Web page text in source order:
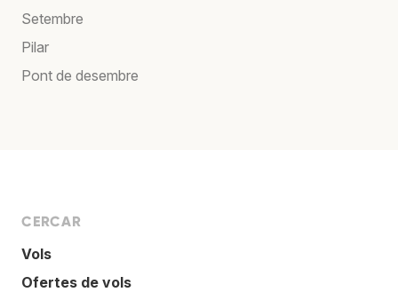
Setembre
Pilar
Pont de desembre
CERCAR
Vols
Ofertes de vols